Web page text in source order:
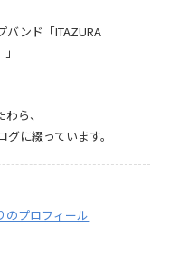
バンド「ITAZURA
ら、
に綴っています。
のプロフィール